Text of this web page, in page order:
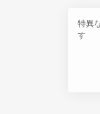
特異
す